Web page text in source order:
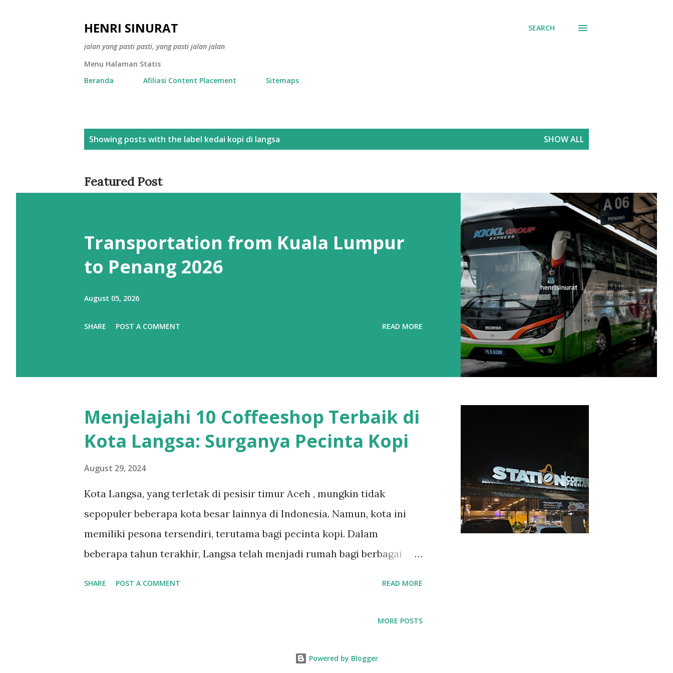
HENRI SINURAT
jalan yang pasti pasti, yang pasti jalan jalan
SEARCH
Menu Halaman Statis
Beranda
Afiliasi Content Placement Sitemaps
t
Showing posts with the label kedai kopi di langsa SHOW ALL
Featured Post
Transportation from Kuala Lumpur
to Penang 2026
August 05, 2026
SHARE POST A COMMENT READ MORE
Menjelajahi 10 Coffeeshop Terbaik di
Kota Langsa: Surganya Pecinta Kopi
August 29, 2024
Kota Langsa, yang terletak di pesisir timur Aceh , mungkin tidak
sepopuler beberapa kota besar lainnya di Indonesia. Namun, kota ini
memiliki pesona tersendiri, terutama bagi pecinta kopi. Dalam
beberapa tahun terakhir, Langsa telah menjadi rumah bagi berbagai
Dengan suasana yang cozy, coffeeshop ini menawarkan berbagai
SHARE POST A COMMENT READ MORE
MORE POSTS
Powered by Blogger